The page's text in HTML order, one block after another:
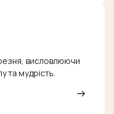
висловлюючи
та мудрість.